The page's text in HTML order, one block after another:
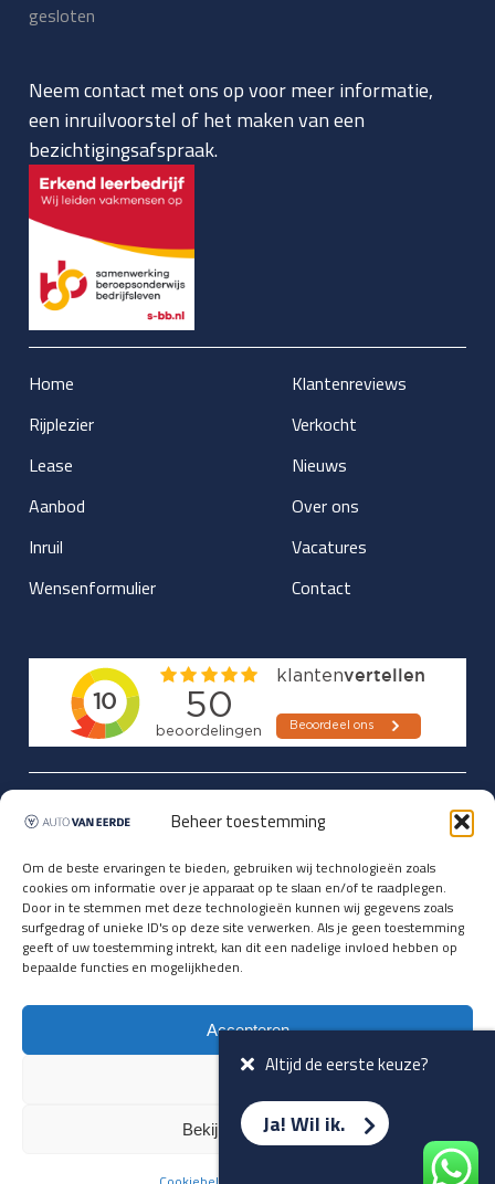
Beheer toestemming
Om de beste ervaringen te bieden, gebruiken wij technologieën zoals
cookies om informatie over je apparaat op te slaan en/of te raadplegen.
Door in te stemmen met deze technologieën kunnen wij gegevens zoals
surfgedrag of unieke ID's op deze site verwerken. Als je geen toestemming
geeft of uw toestemming intrekt, kan dit een nadelige invloed hebben op
bepaalde functies en mogelijkheden.
Accepteren
Bekijk voorkeuren
gesloten
Neem contact met ons op voor meer informatie,
een inruilvoorstel of het maken van een
bezichtigingsafspraak.
Home
Rijplezier
Lease
Aanbod
Inruil
Wensenformulier
Klantenreviews
Verkocht
Nieuws
Over ons
Vacatures
Contact
Updates over nieuwbinnen-komers
vóórdat ze op de portals staan?
Registreer je hier.
E-mailadres *
Altijd de eerste keuze?
Ja! Wil ik.